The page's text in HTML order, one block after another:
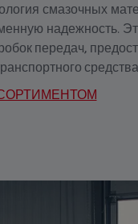
смазочных
надежность.
передач,